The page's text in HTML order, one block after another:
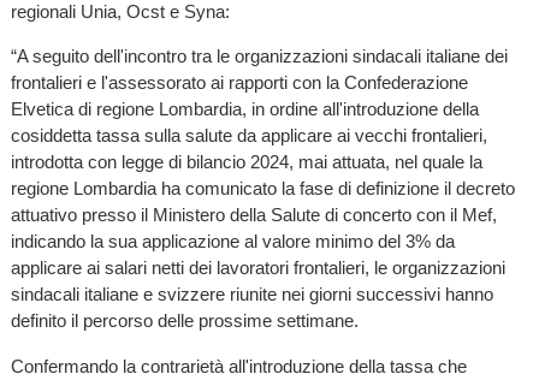
regionali Unia, Ocst e Syna:
“A seguito dell'incontro tra le organizzazioni sindacali italiane dei
frontalieri e l'assessorato ai rapporti con la Confederazione
Elvetica di regione Lombardia, in ordine all'introduzione della
cosiddetta tassa sulla salute da applicare ai vecchi frontalieri,
introdotta con legge di bilancio 2024, mai attuata, nel quale la
regione Lombardia ha comunicato la fase di definizione il decreto
attuativo presso il Ministero della Salute di concerto con il Mef,
indicando la sua applicazione al valore minimo del 3% da
applicare ai salari netti dei lavoratori frontalieri, le organizzazioni
sindacali italiane e svizzere riunite nei giorni successivi hanno
definito il percorso delle prossime settimane.
Confermando la contrarietà all'introduzione della tassa che